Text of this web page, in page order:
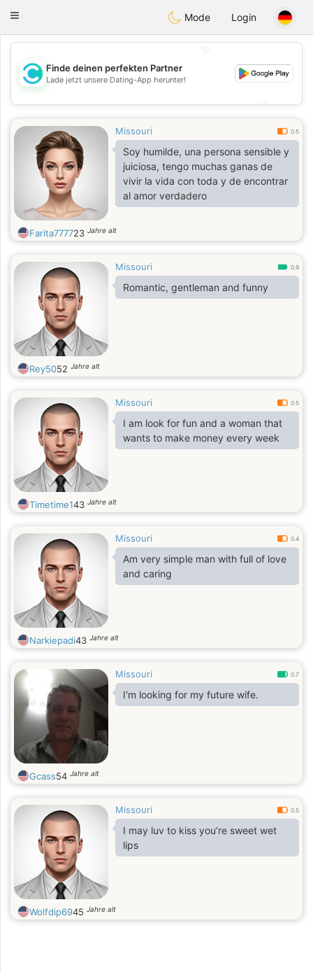
olombiaCitas
Toggle
Mode Login
💖
💕
Finde deinen perfekten Partner
Lade jetzt unsere Dating-App herunter!
Missouri 0.5
Soy humilde, una persona sensible y
juiciosa, tengo muchas ganas de
vivir la vida con toda y de encontrar
al amor verdadero
Farita777723 Jahre alt
Missouri 0.9
Romantic, gentleman and funny
Rey5052 Jahre alt
Missouri 0.5
I am look for fun and a woman that
wants to make money every week
Timetime143 Jahre alt
Missouri 0.4
Am very simple man with full of love
and caring
Narkiepadi43 Jahre alt
Missouri 0.7
I'm looking for my future wife.
Gcass54 Jahre alt
Missouri 0.5
I may luv to kiss you’re sweet wet
lips
Wolfdip6945 Jahre alt